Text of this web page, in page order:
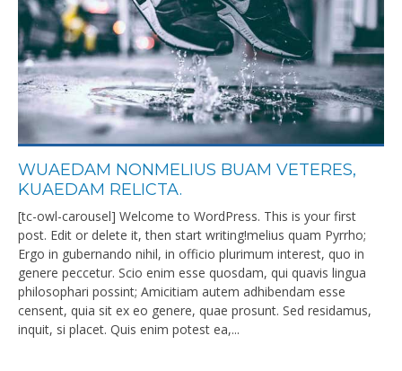
WUAEDAM NONMELIUS BUAM VETERES,
KUAEDAM RELICTA.
[tc-owl-carousel] Welcome to WordPress. This is your first
post. Edit or delete it, then start writing!melius quam Pyrrho;
Ergo in gubernando nihil, in officio plurimum interest, quo in
genere peccetur. Scio enim esse quosdam, qui quavis lingua
philosophari possint; Amicitiam autem adhibendam esse
censent, quia sit ex eo genere, quae prosunt. Sed residamus,
inquit, si placet. Quis enim potest ea,...